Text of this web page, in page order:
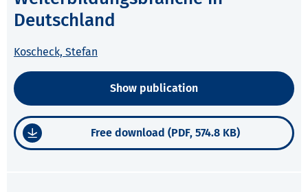
Deutschland
Koscheck, Stefan
Show publication
Free download (PDF, 574.8 KB)